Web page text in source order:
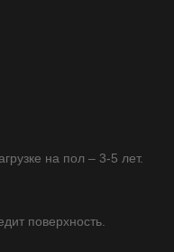
на пол – 3-5 лет.
поверхность.